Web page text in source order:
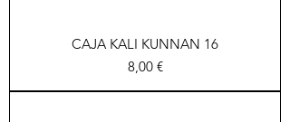
CAJA KALI KUNNAN 16
Precio
8,00 €